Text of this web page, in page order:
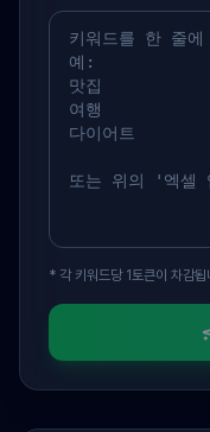
* 각 키워드당 1토큰이 차감됩